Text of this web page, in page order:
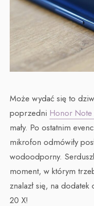
Może wydać się to
poprzedni Honor Note
mały. Po ostatnim
mikrofon odmówiły
wodoodporny.
moment, w którym
znalazł się, na
20 X!